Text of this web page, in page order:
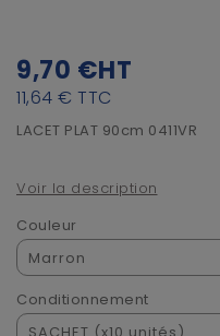
9,70 €HT
11,64 € TTC
LACET PLAT 90cm 0411VR
Voir la description
Couleur
Conditionnement